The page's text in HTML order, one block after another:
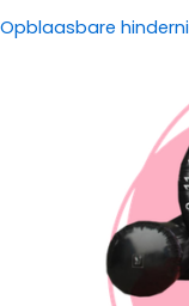
Opblaasbare